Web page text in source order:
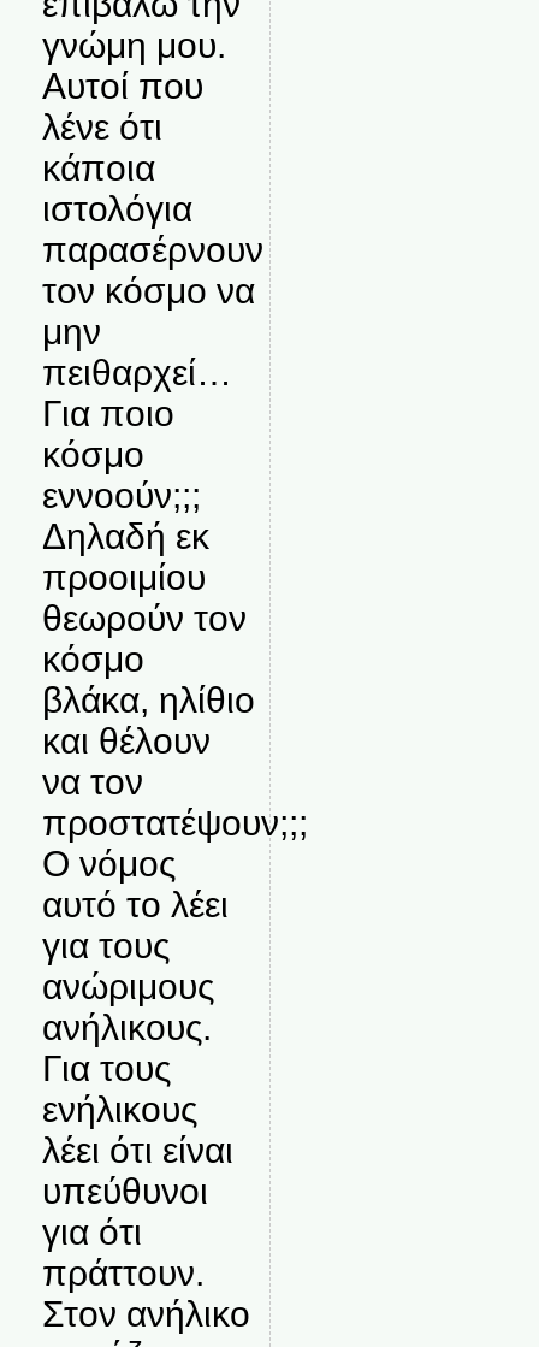
γνώμη μου.
Αυτοί που
λένε ότι
κάποια
ιστολόγια
παρασέρνουν
τον κόσμο να
μην
πειθαρχεί…
Για ποιο
κόσμο
εννοούν;;;
Δηλαδή εκ
προοιμίου
θεωρούν τον
κόσμο
βλάκα, ηλίθιο
και θέλουν
να τον
προστατέψουν;;;
Ο νόμος
αυτό το λέει
για τους
ανώριμους
ανήλικους.
Για τους
ενήλικους
λέει ότι είναι
υπεύθυνοι
για ότι
πράττουν.
Στον ανήλικο